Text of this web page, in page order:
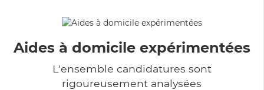
Aides à domicile expérimentées
L'ensemble candidatures sont
rigoureusement analysées